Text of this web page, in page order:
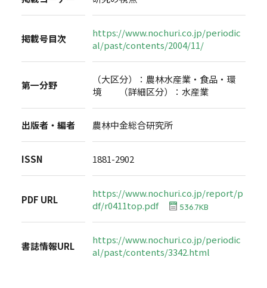
掲載号目次
https://www.nochuri.co.jp/periodic
al/past/contents/2004/11/
第一分野
（大区分）：農林水産業・食品・環
境 （詳細区分）：水産業
出版者・編者 農林中金総合研究所
ISSN 1881-2902
PDF URL
https://www.nochuri.co.jp/report/p
df/r0411top.pdf
536.7KB
書誌情報URL
https://www.nochuri.co.jp/periodic
al/past/contents/3342.html